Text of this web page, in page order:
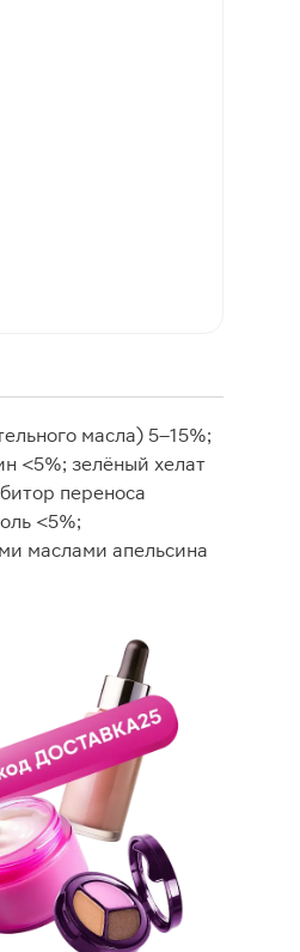
масла) 5–15%;
<5%; зелёный хелат
переноса
<5%;
маслами апельсина